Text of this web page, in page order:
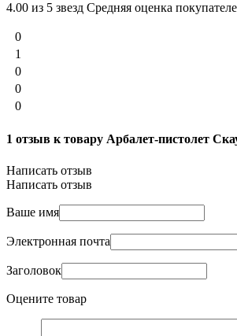
4.00 из 5 звезд Средняя оценка
0
1
0
0
0
1 отзыв к товару Арбалет-пистолет
Написать отзыв
Написать отзыв
Ваше имя
Электронная почта
Заголовок
Оцените товар